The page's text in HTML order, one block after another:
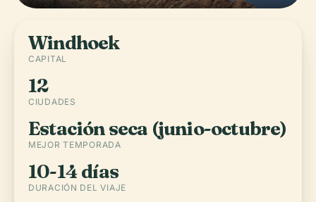
Windhoek
CAPITAL
12
CIUDADES
Estación seca (junio-octubre)
MEJOR TEMPORADA
10-14 días
DURACIÓN DEL VIAJE